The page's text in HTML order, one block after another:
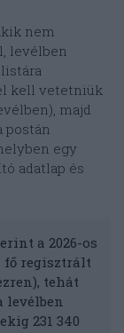
nem
levélben
kell vetetniük
majd
postán
egy
adatlap és
a 2026-os
fő regisztrált
tehát
levélben
231 340